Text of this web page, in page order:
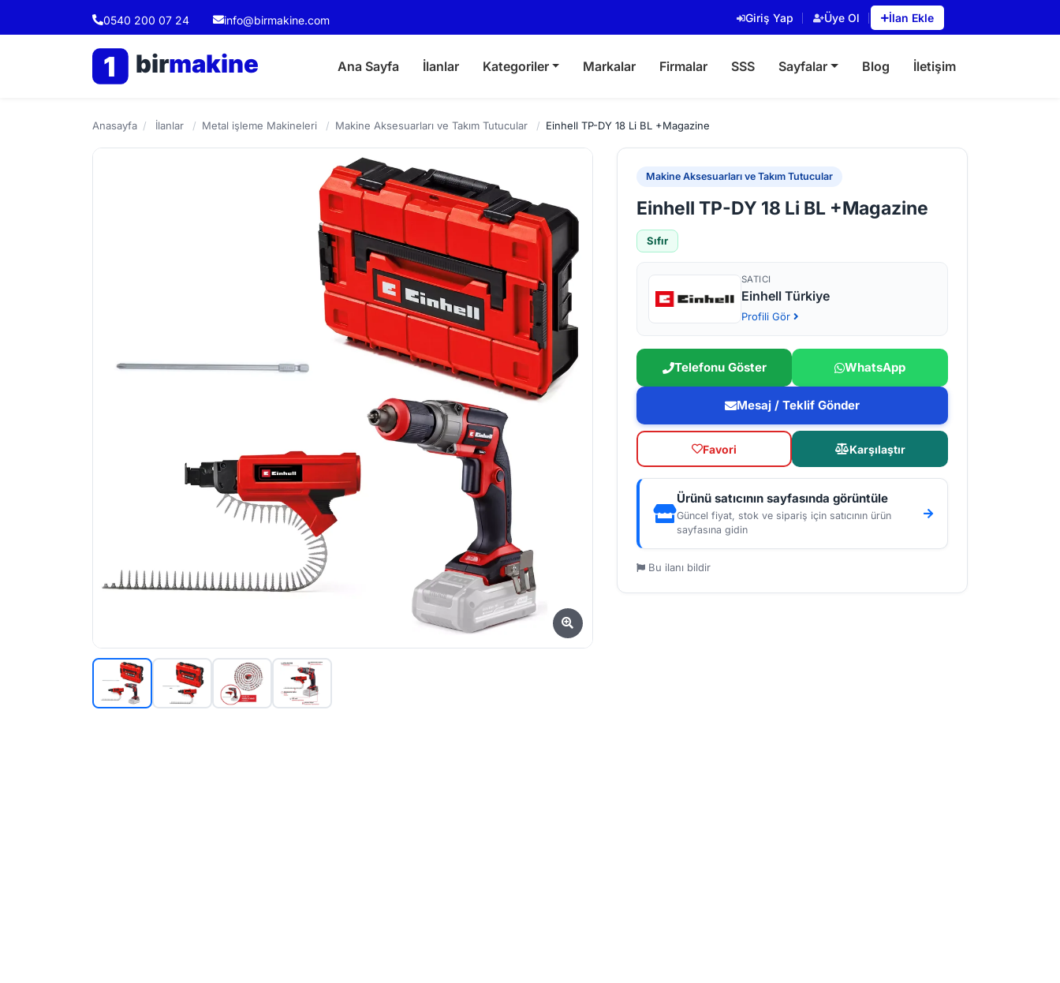
0540 200 07 24 info@birmakine.com Giriş Yap Üye Ol İlan Ekle
1 birmakine Ana Sayfa İlanlar Kategoriler Markalar Firmalar SSS Sayfalar Blog İletişim
Anasayfa / İlanlar / Metal işleme Makineleri / Makine Aksesuarları ve Takım Tutucular / Einhell TP-DY 18 Li BL +Magazine
Makine Aksesuarları ve Takım Tutucular
Einhell TP-DY 18 Li BL +Magazine
Sıfır
SATICI
Einhell Türkiye
Profili Gör
Telefonu Göster WhatsApp
Mesaj / Teklif Gönder
Favori Karşılaştır
Ürünü satıcının sayfasında görüntüle
Güncel fiyat, stok ve sipariş için satıcının ürün
sayfasına gidin
Bu ilanı bildir